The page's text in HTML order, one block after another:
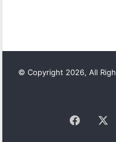
© Copyright 2026, All